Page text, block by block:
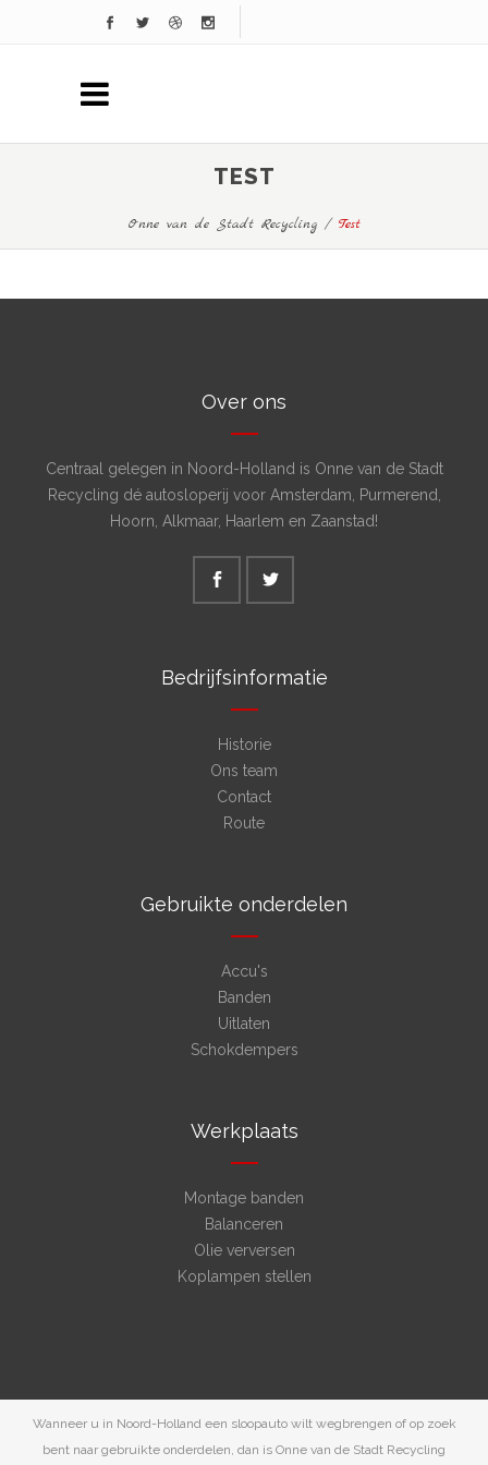
TEST
Onne van de Stadt Recycling/ Test
Over ons
Centraal gelegen in Noord-Holland is Onne van de Stadt
Recycling dé autosloperij voor Amsterdam, Purmerend,
Hoorn, Alkmaar, Haarlem en Zaanstad!
Bedrijfsinformatie
Historie
Ons team
Contact
Route
Gebruikte onderdelen
Accu's
Banden
Uitlaten
Schokdempers
Werkplaats
Montage banden
Balanceren
Olie verversen
Koplampen stellen
Wanneer u in Noord-Holland een sloopauto wilt wegbrengen of op zoek
bent naar gebruikte onderdelen, dan is Onne van de Stadt Recycling